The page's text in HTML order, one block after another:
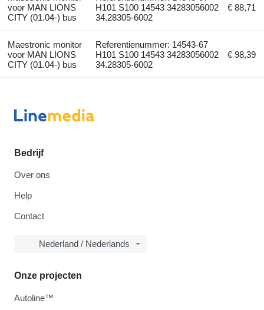
voor MAN LIONS
CITY (01.04-) bus
H101 S100 14543 34283056002
34.28305-6002
€ 88,71
Maestronic monitor
voor MAN LIONS
CITY (01.04-) bus
Referentienummer: 14543-67
H101 S100 14543 34283056002
34.28305-6002
€ 98,39
Bedrijf
Over ons
Help
Contact
Nederland / Nederlands
Onze projecten
Autoline™